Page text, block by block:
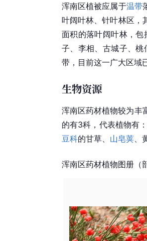
浑南区植被应属于温带
叶阔叶林、针叶林区，
面积的落叶阔叶林，
子、李相、古城子、桃
带，目前这一广大区域
生物资源
浑南区药材植物较为丰
的有3科，代表植物有
豆科的甘草、 山皂荚
浑南区药材植物图册（